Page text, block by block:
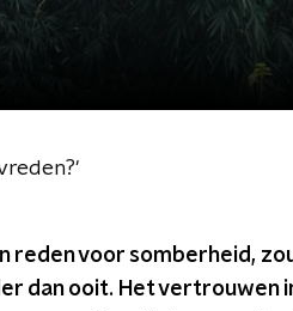
reden voor somberheid,
dan ooit. Het vertrouwen